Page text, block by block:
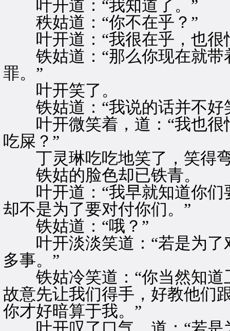
叶开道：“我知道了。”
秩姑道：“你不在乎？”
叶开道：“我很在乎，也很
铁姑道：“那么你现在就带
罪。”
叶开笑了。
铁姑道：“我说的话并不好
叶开微笑着，道：“我也很
吃屎？”
丁灵琳吃吃地笑了，笑得
铁姑的脸色却已铁青。
叶开道：“我早就知道你们
却不是为了要对付你们。”
铁姑道：“哦？”
叶开淡淡笑道：“若是为了
多事。”
铁姑冷笑道：“你当然知道
故意先让我们得手，好教他们
你才好暗算于我。”